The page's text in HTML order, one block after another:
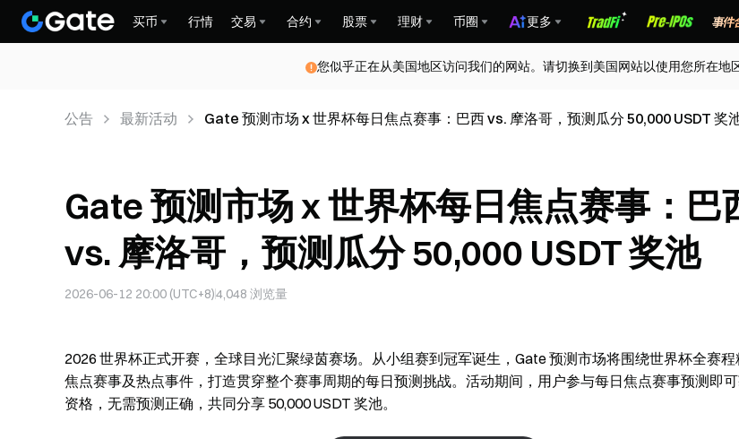
买币 行情 交易 合约 股票 理财 币圈 更多
您似乎正在从美国地区访问我们的网站。请切换到美国网站以使用您所在地
公告 最新活动 Gate 预测市场 x 世界杯每日焦点赛事：巴西 vs. 摩洛哥，预测瓜分 50,000 USDT 奖
Gate 预测市场 x 世界杯每日焦点赛事：巴
vs. 摩洛哥，预测瓜分 50,000 USDT 奖池
2026-06-12 20:00 (UTC+8)4,048 浏览量
2026 世界杯正式开赛，全球目光汇聚绿茵赛场。从小组赛到冠军诞生，Gate 预测市场将围绕世界杯全赛程
焦点赛事及热点事件，打造贯穿整个赛事周期的每日预测挑战。活动期间，用户参与每日焦点赛事预测即
资格，无需预测正确，共同分享 50,000 USDT 奖池。